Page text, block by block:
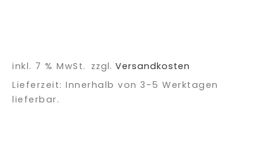
inkl. 7 % MwSt. zzgl. Versandkosten
Lieferzeit: Innerhalb von 3-5 Werktagen
lieferbar.